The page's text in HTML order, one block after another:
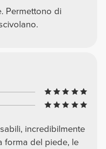
Permettono di
incredibilmente
forma del piede, le